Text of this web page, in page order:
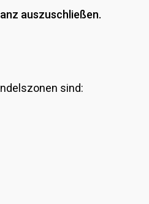
auszuschließen.
sind: